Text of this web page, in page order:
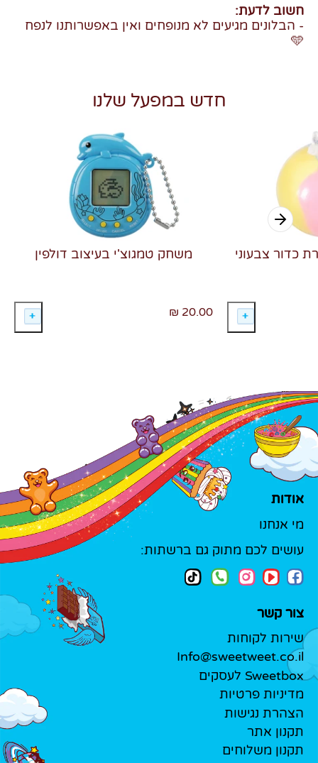
חשוב לדעת:
- הבלונים מגיעים לא מנופחים ואין באפשרותנו לנפח
🩵
חדש במפעל שלנו
משחק טמגוצ'י בעיצוב דולפין
20.00 ₪
כדור צבעוני
אודות
מי אנחנו
עושים לכם מתוק גם ברשתות:
צור קשר
שירות לקוחות
Info@sweetweet.co.il
Sweetbox לעסקים
מדיניות פרטיות
הצהרת נגישות
תקנון אתר
תקנון משלוחים